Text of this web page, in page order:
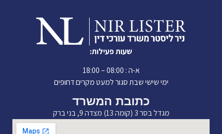
שעות פעילות:
א-ה : 08:00 – 18:00
ימי שישי שבת סגור למעט מקרים דחופים
כתובת המשרד
מגדל בסר 3 (קומה 13) מצדה 9, בני ברק